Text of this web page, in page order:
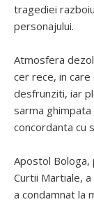
tragediei
personajului.
Atmosfera
cer rece, in
desfrunziti, iar
sarma
concordanta cu
Apostol Bologa,
Curtii Martiale,
a condamnat la